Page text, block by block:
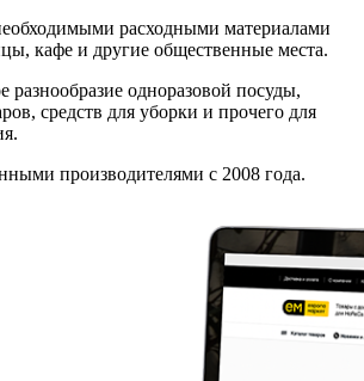
расходными материалами
кафе и другие общественные места.
разнообразие одноразовой посуды,
средств для уборки и прочего для
производителями с 2008 года.